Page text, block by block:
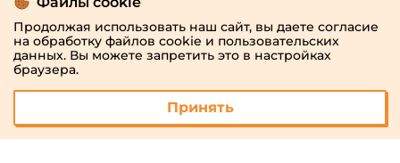
Продолжая использовать наш сайт, вы даете согласие
на обработку файлов cookie и пользовательских
данных. Вы можете запретить это в настройках
браузера.
Принять